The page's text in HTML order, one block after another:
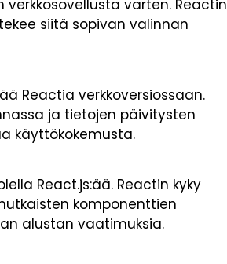
verkkosovellusta varten. Reactin
siitä sopivan valinnan
Reactia verkkoversiossaan.
ja tietojen päivitysten
käyttökokemusta.
React.js:ää. Reactin kyky
komponenttien
alustan vaatimuksia.